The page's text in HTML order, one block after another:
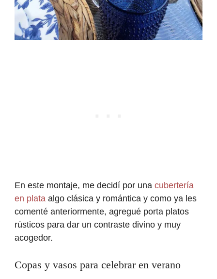
En este montaje, me decidí por una cubertería
en plata algo clásica y romántica y como ya les
comenté anteriormente, agregué porta platos
rústicos para dar un contraste divino y muy
acogedor.
Copas y vasos para celebrar en verano